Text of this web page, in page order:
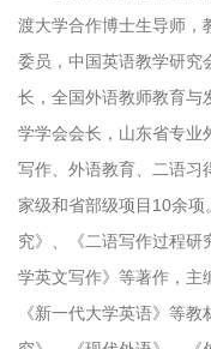
渡大学合作博士生导师，
委员，中国英语教学研究
长，全国外语教师教育与
学学会会长，山东省专业
写作、外语教育、二语习
家级和省部级项目10余
究》、《二语写作过程研
学英文写作》等著作，主
《新一代大学英语》等